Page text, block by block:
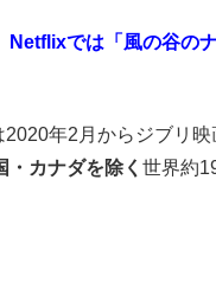
Netflixでは「風の谷の
2020年2月からジブリ
・カナダを除く 世界約